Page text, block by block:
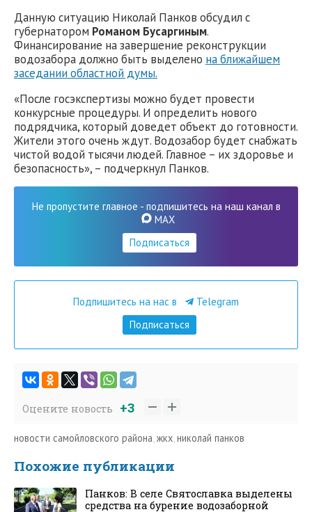
Данную ситуацию Николай Панков обсудил с
губернатором Романом Бусаргиным.
Финансирование на завершение реконструкции
водозабора должно быть выделено на ближайшем
заседании областной думы.
«После госэкспертизы можно будет провести
конкурсные процедуры. И определить нового
подрядчика, который доведет объект до готовности.
Жители этого очень ждут. Водозабор будет снабжать
чистой водой тысячи людей. Главное – их здоровье и
безопасность», – подчеркнул Панков.
Не пропустите главное - подпишитесь на наш канал в
MAX
Подписаться
Подпишитесь на нас в
Telegram
Подписаться
Оцените новость +3
новости самойловского района жкх николай панков
Похожие публикации
Панков: В селе Святославка выделены
средства на бурение водозаборной